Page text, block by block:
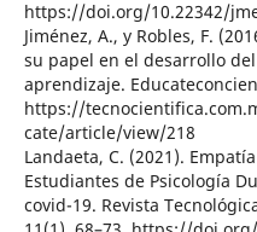
https://doi.org/10.22342/
Jiménez, A., y Robles, F.
su papel en el desarrollo
aprendizaje.
https://
cate/article/view/218
Landaeta, C. (2021).
Estudiantes de Psicología
covid-19. Revista